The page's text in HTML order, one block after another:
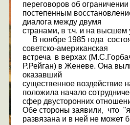
переговоров об
постепенным
диалога между двумя
странами, в т.ч. и на высшем
В ноябре 1985 года
советско-американская
встреча в верхах
Р.Рейган) в Женеве. Она
оказавший
существенное воздействие
положила начало
сфер двусторонних
Обе стороны заявили, что
развязана и в ней не может